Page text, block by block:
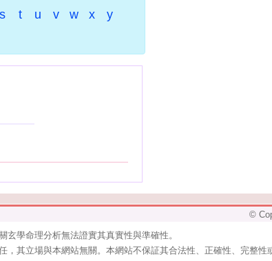
s t u v w x
y
©
玄學命理分析無法證實其真實性與準確性。
其立場與本網站無關。本網站不保証其合法性、正確性、完整性